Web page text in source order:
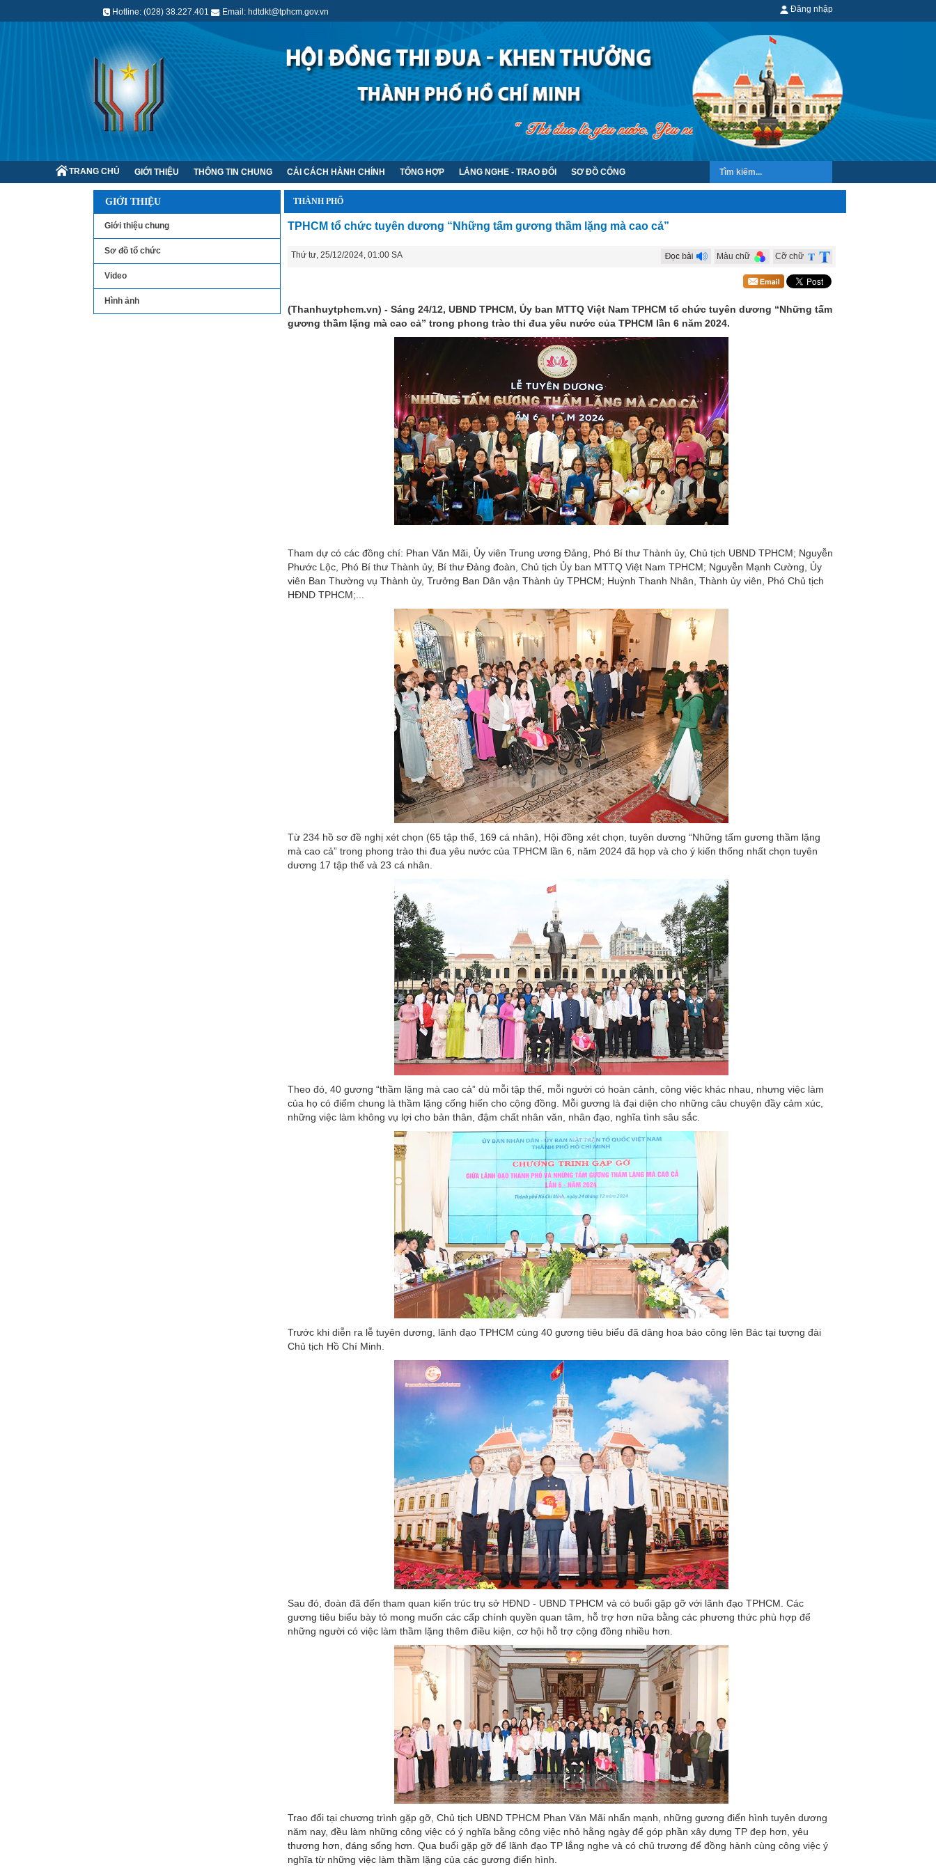
Hotline: (028) 38.227.401 Email: hdtdkt@tphcm.gov.vn Đăng nhập
TRANG CHỦ GIỚI THIỆU THÔNG TIN CHUNG CẢI CÁCH HÀNH CHÍNH TỔNG HỢP LẮNG NGHE - TRAO ĐỔI SƠ ĐỒ CỔNG
GIỚI THIỆU
Giới thiệu chung
Sơ đồ tổ chức
Video
Hình ảnh
THÀNH PHỐ
TPHCM tổ chức tuyên dương “Những tấm gương thầm lặng mà cao cả”
Thứ tư, 25/12/2024, 01:00 SA Cỡ chữ
Màu chữ
(Thanhuytphcm.vn) - Sáng 24/12, UBND TPHCM, Ủy ban MTTQ Việt Nam TPHCM tổ chức tuyên dương “Những tấm
gương thầm lặng mà cao cả” trong phong trào thi đua yêu nước của TPHCM lần 6 năm 2024.
Tham dự có các đồng chí: Phan Văn Mãi, Ủy viên Trung ương Đảng, Phó Bí thư Thành ủy, Chủ tịch UBND TPHCM; Nguyễn
Phước Lộc, Phó Bí thư Thành ủy, Bí thư Đảng đoàn, Chủ tịch Ủy ban MTTQ Việt Nam TPHCM; Nguyễn Mạnh Cường, Ủy
viên Ban Thường vụ Thành ủy, Trưởng Ban Dân vận Thành ủy TPHCM; Huỳnh Thanh Nhân, Thành ủy viên, Phó Chủ tịch
HĐND TPHCM;...
Từ 234 hồ sơ đề nghị xét chọn (65 tập thể, 169 cá nhân), Hội đồng xét chọn, tuyên dương “Những tấm gương thầm lặng
mà cao cả” trong phong trào thi đua yêu nước của TPHCM lần 6, năm 2024 đã họp và cho ý kiến thống nhất chọn tuyên
dương 17 tập thể và 23 cá nhân.
Theo đó, 40 gương “thầm lặng mà cao cả” dù mỗi tập thể, mỗi người có hoàn cảnh, công việc khác nhau, nhưng việc làm
của họ có điểm chung là thầm lặng cống hiến cho cộng đồng. Mỗi gương là đại diện cho những câu chuyện đầy cảm xúc,
những việc làm không vụ lợi cho bản thân, đậm chất nhân văn, nhân đạo, nghĩa tình sâu sắc.
Trước khi diễn ra lễ tuyên dương, lãnh đạo TPHCM cùng 40 gương tiêu biểu đã dâng hoa báo công lên Bác tại tượng đài
Chủ tịch Hồ Chí Minh.
Sau đó, đoàn đã đến tham quan kiến trúc trụ sở HĐND - UBND TPHCM và có buổi gặp gỡ với lãnh đạo TPHCM. Các
gương tiêu biểu bày tỏ mong muốn các cấp chính quyền quan tâm, hỗ trợ hơn nữa bằng các phương thức phù hợp để
những người có việc làm thầm lặng thêm điều kiện, cơ hội hỗ trợ cộng đồng nhiều hơn.
Trao đổi tại chương trình gặp gỡ, Chủ tịch UBND TPHCM Phan Văn Mãi nhấn mạnh, những gương điển hình tuyên dương
năm nay, đều làm những công việc có ý nghĩa bằng công việc nhỏ hằng ngày để góp phần xây dựng TP đẹp hơn, yêu
thương hơn, đáng sống hơn. Qua buổi gặp gỡ để lãnh đạo TP lắng nghe và có chủ trương để đồng hành cùng công việc ý
nghĩa từ những việc làm thầm lặng của các gương điển hình.